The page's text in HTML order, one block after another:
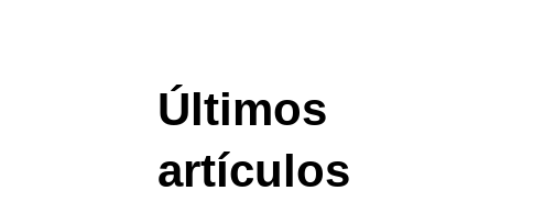
Últimos
artículos